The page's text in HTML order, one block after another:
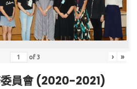
of3 › »
員會 (2020-2021)